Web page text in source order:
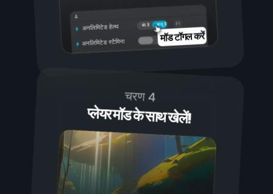
चालू है
बंद है
अनलिमिटेड हेल्थ
अनलिमिटेड स्टैमिना मॉड टॉगल करें
चरण 4
प्लेयर मॉड के साथ खेलें!